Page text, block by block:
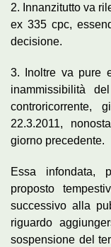
2. Innanzitutto va
ex 335 cpc,
decisione.
3. Inoltre va pure
inammissibilità
controricorrente,
22.3.2011,
giorno precedente.
Essa infondata,
proposto
successivo alla
riguardo
sospensione del